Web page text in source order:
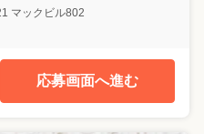
マックビル802
応募画面へ進む